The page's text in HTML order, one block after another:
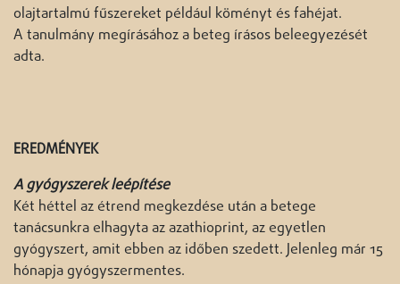
olajtartalmú fűszereket például köményt és fahéjat.
A tanulmány megírásához a beteg írásos beleegyezését
adta.
EREDMÉNYEK
A gyógyszerek leépítése
Két héttel az étrend megkezdése után a betege
tanácsunkra elhagyta az azathioprint, az egyetlen
gyógyszert, amit ebben az időben szedett. Jelenleg már 15
hónapja gyógyszermentes.